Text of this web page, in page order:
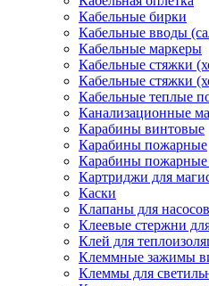
Кабельные бирки
Кабельные вводы
Кабельные маркеры
Кабельные стяжки
Кабельные стяжки
Кабельные теплые
Канализационные
Карабины винтовые
Карабины пожарные
Карабины пожарные
Картриджи для
Каски
Клапаны для насосов
Клеевые стержни
Клей для
Клеммные зажимы
Клеммы для